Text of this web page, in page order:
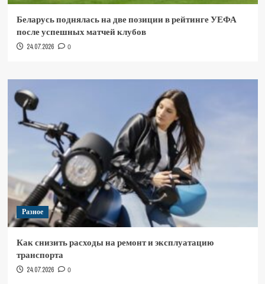
Беларусь поднялась на две позиции в рейтинге УЕФА
после успешных матчей клубов
24.07.2026 0
Разное
Как снизить расходы на ремонт и эксплуатацию
транспорта
24.07.2026 0